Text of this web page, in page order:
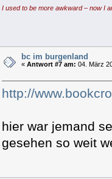
I used to be more awkward – now I
bc im burgenland
«Antwort #7 am: 04. März
http://
hier war jemand
gesehen so weit